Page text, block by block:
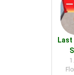
Last